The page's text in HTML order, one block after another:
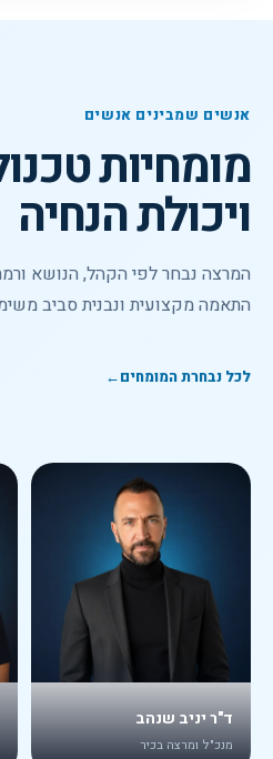
אנשים שמבינים אנשים
מומחיות
ויכולת הנחיה
המרצה נבחר לפי הקהל, הנושא
התאמה מקצועית ונבנית סביב
לכל נבחרת המומחים←
ד"ר יניב שנהב
מנכ"ל ומרצה בכיר